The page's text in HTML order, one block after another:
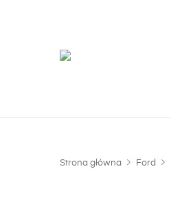
Strona główna Ford